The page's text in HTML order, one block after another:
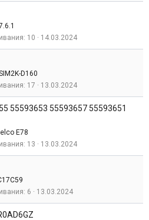
10 14.03.2024
D160
17 13.03.2024
55593653 55593657 55593651
E78
13 13.03.2024
6 13.03.2024